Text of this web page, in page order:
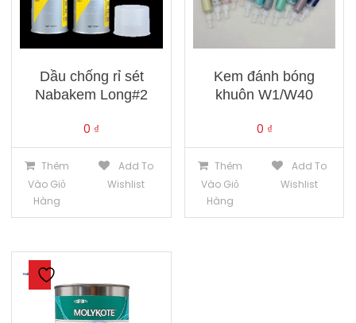
Dầu chống rỉ sét
Nabakem Long#2
0 ₫
Thêm
Vào Giỏ
Hàng
Add To
Wishlist
Kem đánh bóng
khuôn W1/W40
0 ₫
Thêm
Vào Giỏ
Hàng
Add To
Wishlist